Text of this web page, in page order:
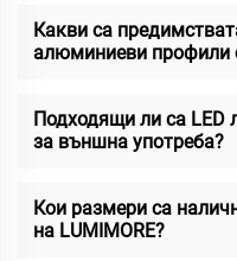
Какви са
алюминиеви профили
Подходящи ли са LED
за външна употреба?
Кои размери са
на LUMIMORE?